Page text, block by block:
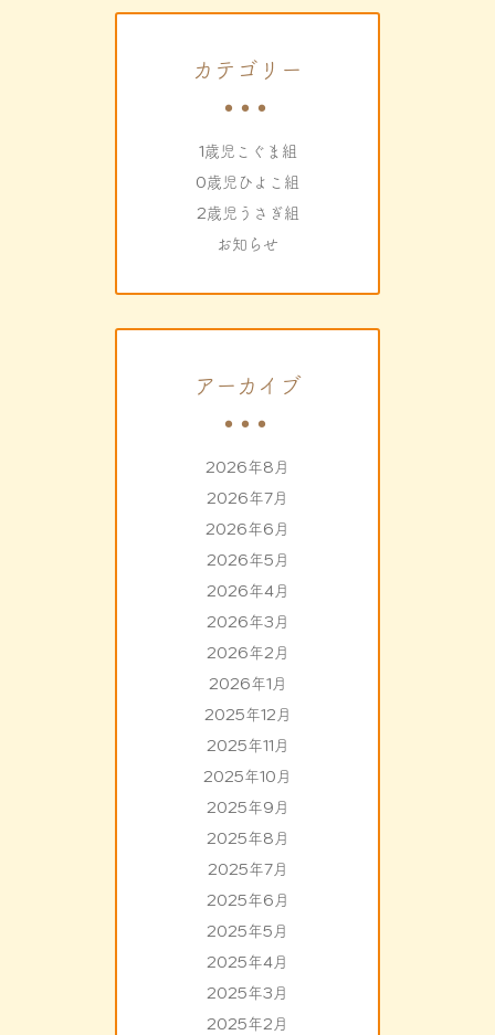
カテゴリー
1歳児こぐま組
0歳児ひよこ組
2歳児うさぎ組
お知らせ
アーカイブ
2026年8月
2026年7月
2026年6月
2026年5月
2026年4月
2026年3月
2026年2月
2026年1月
2025年12月
2025年11月
2025年10月
2025年9月
2025年8月
2025年7月
2025年6月
2025年5月
2025年4月
2025年3月
2025年2月